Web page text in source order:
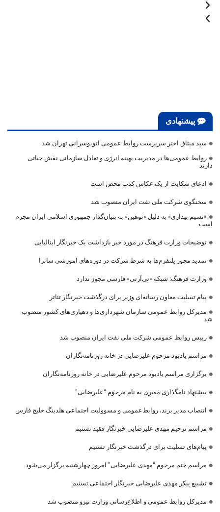
پیشنهادی
سید میثاق اختر سرپرست روابط عمومی اتوبوسرانی تهران شد
روابط عمومی‌ها در مدیریت بهینه انرژی و تعادل سازمانی نقش حیاتی
دارند
ادعای شکایت از یک عکاس کذب محض است
سخنگوی شرکت ملی نفت ایران منصوب شد
«نسیم بیداری» به دلیل «توهین» به بنیان‌گذار جمهوری اسلامی ایران مجرم
است
توضیحات وزارت فرهنگ در مورد خبر بازداشت یک خبرنگار ایتالیایی
تمدید مجوز پلتفرم‌ها به شرط شرکت در دوره‌های آموزشی ساترا
وزارت فرهنگ: شبکه «تی‌آرتی» فارسی مجوز ندارد
پیام تسلیت معاون رسانه‌ای وزیر برای درگذشت خبرنگار تئاتر
مدیرکل روابط عمومی سازمان شهرداری‌ها و دهیاری‌های کشور منصوب
شد
رییس روابط عمومی شرکت ملی نفت ایران منصوب شد
مراسم یادبود مرحوم علیرضایی در خانه روزنامه‌نگاران
برگزاری مراسم یادبود مرحوم علیرضایی در خانه روزنامه‌نگاران
پیشنهاد نامگذاری معبری به نام مرحوم “علیرضایی”
انتصاب مدیر برند، روابط‌عمومی و مسوولیت اجتماعی هلدینگ خلیج فارس
مراسم ترحیم مهدی علیرضایی خبرنگار فقید تسنیم
پیام‌های تسلیت برای درگذشت خبرنگار تسنیم
مراسم ختم مرحوم “مهدی علیرضایی” امروز چهارشنبه برگزار می‌شود
تشییع پیکر مهدی علیرضایی خبرنگار اجتماعی تسنیم
مدیرکل روابط عمومی و اطلاع‌رسانی وزارت نیرو منصوب شد